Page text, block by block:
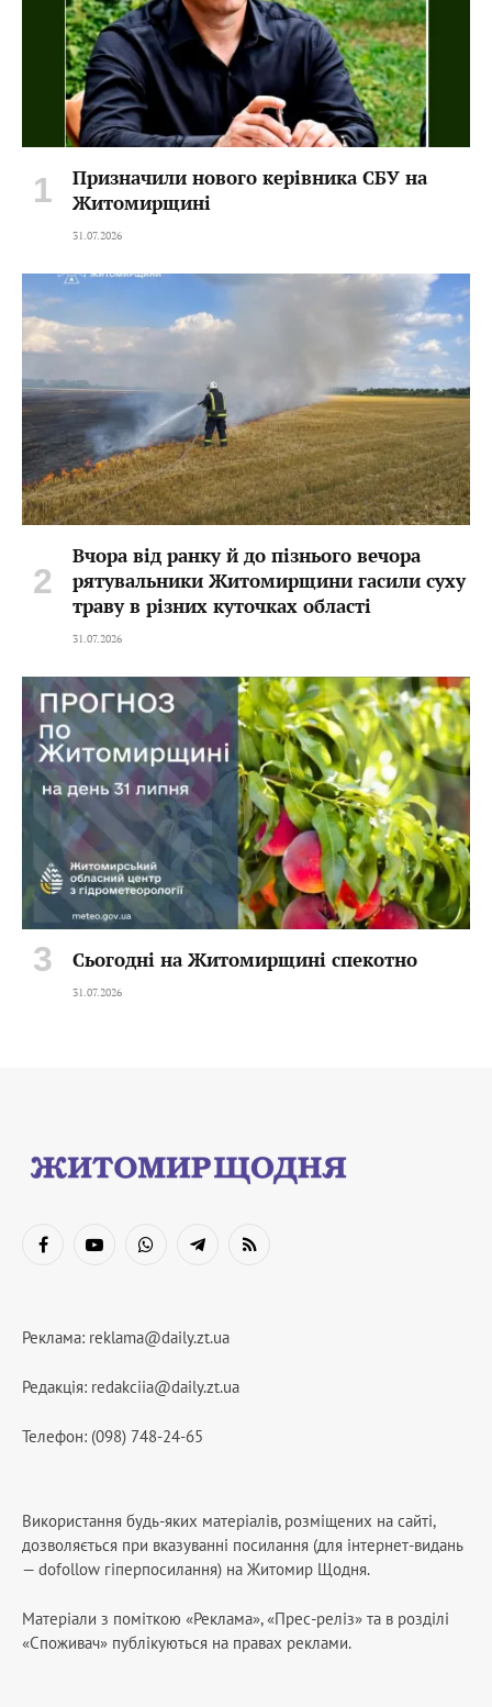
Призначили нового керівника СБУ на
Житомирщині
31.07.2026
Вчора від ранку й до пізнього вечора
рятувальники Житомирщини гасили суху
траву в різних куточках області
31.07.2026
Сьогодні на Житомирщині спекотно
31.07.2026
FacebookYouTubeWhatsAppTelegramRSS
Реклама: reklama@daily.zt.ua
Редакція: redakciia@daily.zt.ua
Телефон: (098) 748-24-65
Використання будь-яких матеріалів, розміщених на сайті,
дозволяється при вказуванні посилання (для інтернет-видань
— dofollow гіперпосилання) на Житомир Щодня.
Матеріали з поміткою «Реклама», «Прес-реліз» та в розділі
«Споживач» публікуються на правах реклами.